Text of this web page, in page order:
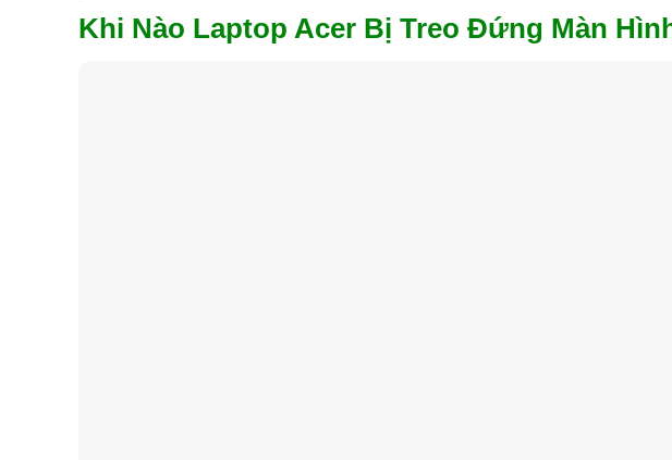
Khi Nào Laptop Acer Bị Treo Đứng Màn